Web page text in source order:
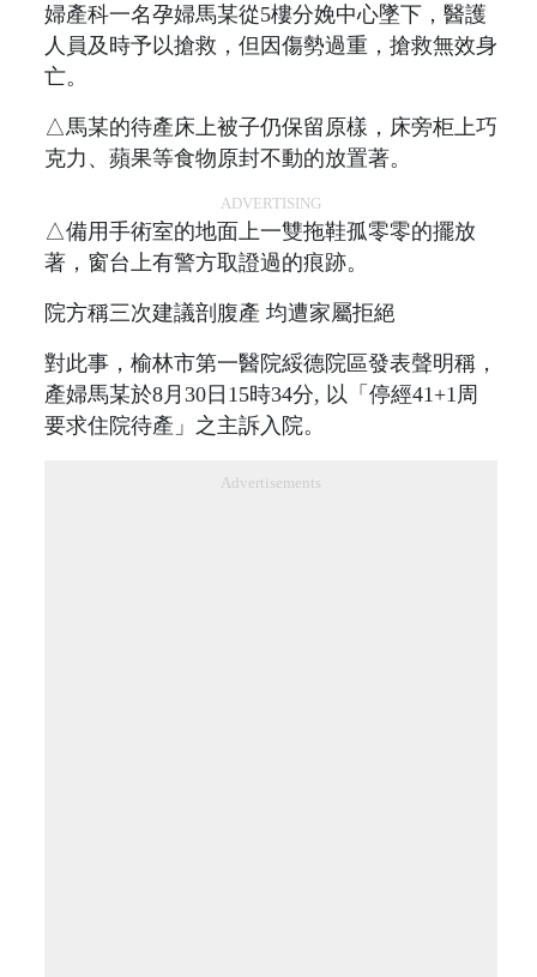
婦產科一名孕婦馬某從5樓分娩中心墜下，醫護
人員及時予以搶救，但因傷勢過重，搶救無效身
亡。
△馬某的待產床上被子仍保留原樣，床旁柜上巧
克力、蘋果等食物原封不動的放置著。
ADVERTISING
△備用手術室的地面上一雙拖鞋孤零零的擺放
著，窗台上有警方取證過的痕跡。
院方稱三次建議剖腹產 均遭家屬拒絕
對此事，榆林市第一醫院綏德院區發表聲明稱，
產婦馬某於8月30日15時34分, 以「停經41+1周
要求住院待產」之主訴入院。
Advertisements